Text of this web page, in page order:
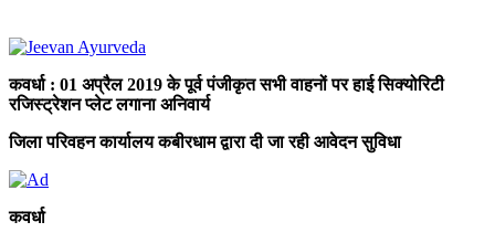
कवर्धा : 01 अप्रैल 2019 के पूर्व पंजीकृत सभी वाहनों पर हाई सिक्योरिटी
रजिस्ट्रेशन प्लेट लगाना अनिवार्य
जिला परिवहन कार्यालय कबीरधाम द्वारा दी जा रही आवेदन सुविधा
कवर्धा